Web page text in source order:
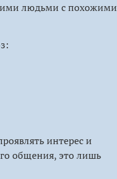
людьми с похожими
интерес и
общения, это лишь